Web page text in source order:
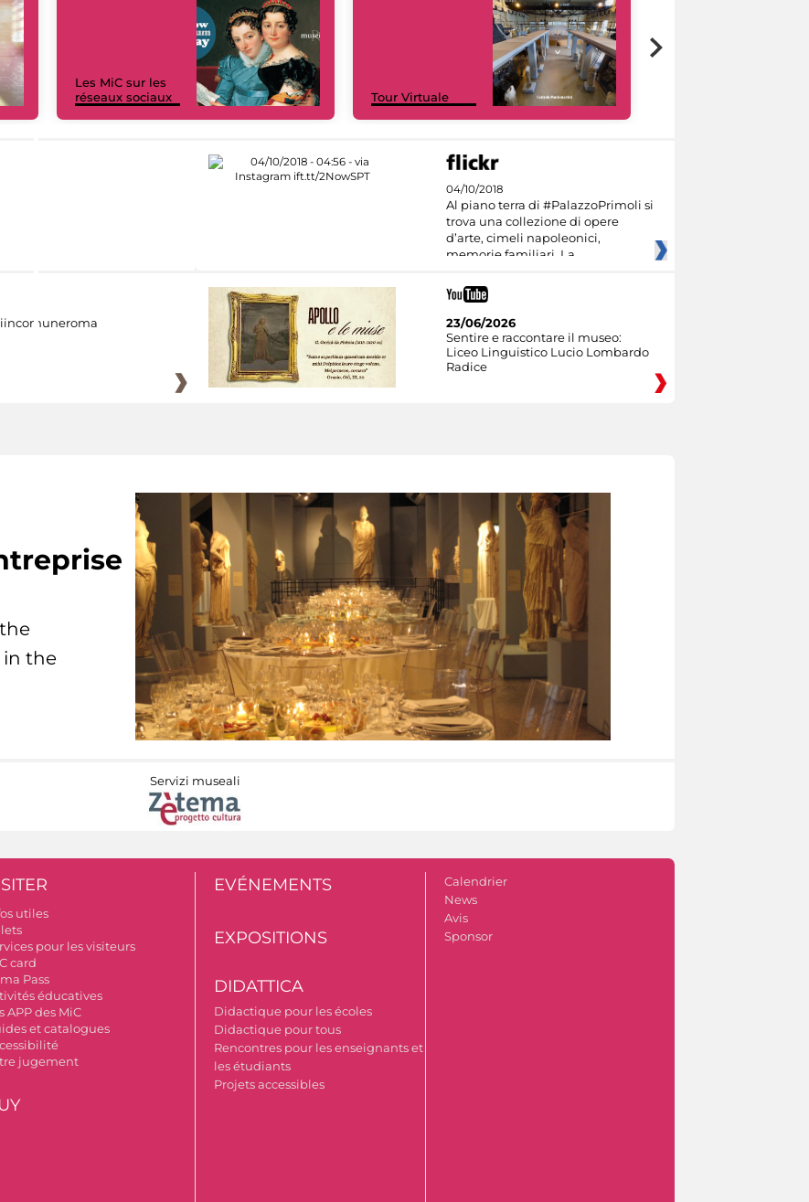
Les MiC sur les
réseaux sociaux
Tour Virtuale
04/10/2018
Al piano terra di #PalazzoPrimoli si
trova una collezione di opere
d’arte, cimeli napoleonici,
memorie familiari. La
23/06/2026
Sentire e raccontare il museo:
Liceo Linguistico Lucio Lombardo
Radice
in the
Servizi museali
utiles
pour les visiteurs
card
Pass
éducatives
APP des MiC
et catalogues
jugement
EVÉNEMENTS
EXPOSITIONS
DIDATTICA
Didactique pour les écoles
Didactique pour tous
Rencontres pour les enseignants et
les étudiants
Projets accessibles
Calendrier
News
Avis
Sponsor